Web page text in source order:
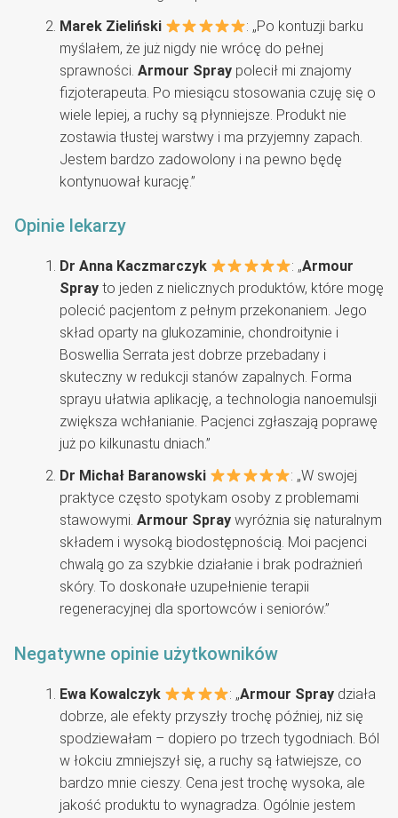
Marek Zieliński
: „Po kontuzji barku
myślałem, że już nigdy nie wrócę do pełnej
sprawności. Armour Spray polecił mi znajomy
fizjoterapeuta. Po miesiącu stosowania czuję się o
wiele lepiej, a ruchy są płynniejsze. Produkt nie
zostawia tłustej warstwy i ma przyjemny zapach.
Jestem bardzo zadowolony i na pewno będę
kontynuował kurację.”
Opinie lekarzy
Dr Anna Kaczmarczyk : „Armour
Spray to jeden z nielicznych produktów, które mogę
polecić pacjentom z pełnym przekonaniem. Jego
skład oparty na glukozaminie, chondroitynie i
Boswellia Serrata jest dobrze przebadany i
skuteczny w redukcji stanów zapalnych. Forma
sprayu ułatwia aplikację, a technologia nanoemulsji
zwiększa wchłanianie. Pacjenci zgłaszają poprawę
już po kilkunastu dniach.”
Dr Michał Baranowski
: „W swojej
praktyce często spotykam osoby z problemami
stawowymi. Armour Spray wyróżnia się naturalnym
składem i wysoką biodostępnością. Moi pacjenci
chwalą go za szybkie działanie i brak podrażnień
skóry. To doskonałe uzupełnienie terapii
regeneracyjnej dla sportowców i seniorów.”
Negatywne opinie użytkowników
Ewa Kowalczyk : „Armour Spraydziała
dobrze, ale efekty przyszły trochę później, niż się
spodziewałam – dopiero po trzech tygodniach. Ból
w łokciu zmniejszył się, a ruchy są łatwiejsze, co
bardzo mnie cieszy. Cena jest trochę wysoka, ale
jakość produktu to wynagradza. Ogólnie jestem